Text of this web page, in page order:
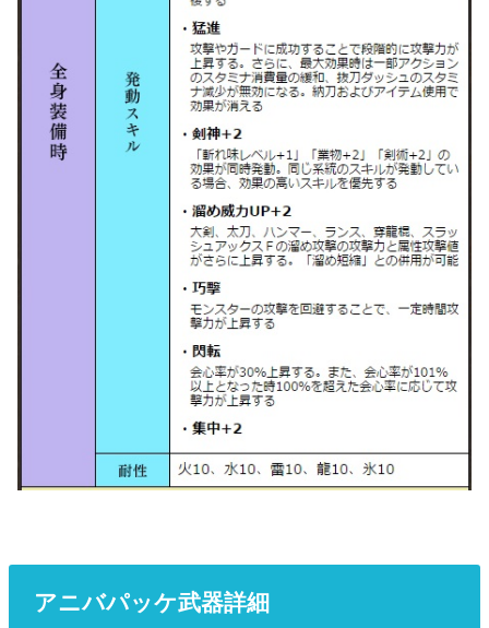
アニバパッケ武器詳細